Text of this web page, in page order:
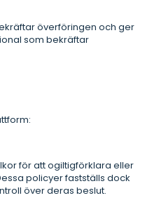
överföringen och ger
som bekräftar
för att ogiltigförklara eller
policyer fastställs dock
över deras beslut.